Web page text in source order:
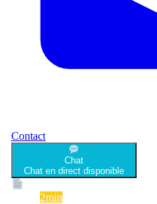
Contact
Chat
Chat en direct disponible
2min